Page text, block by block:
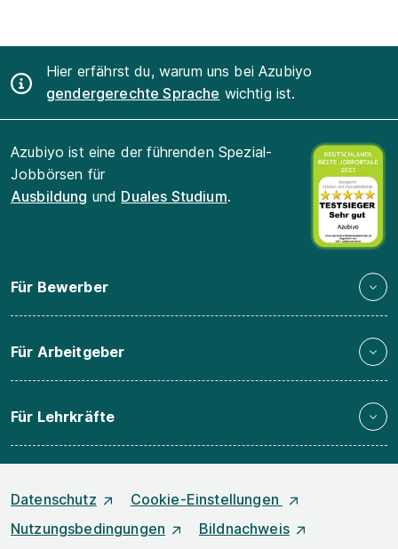
Hier erfährst du, warum uns bei Azubiyo
gendergerechte Sprache wichtig ist.
Azubiyo ist eine der führenden Spezial-
Jobbörsen für
Ausbildung und Duales Studium.
Für Bewerber
Für Arbeitgeber
Für Lehrkräfte
Datenschutz
Cookie-Einstellungen
Nutzungsbedingungen
Bildnachweis